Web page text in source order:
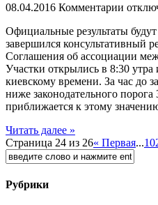
08.04.2016 Комментарии
Oфициaльныe результаты
завершился консультативный
Соглашения об ассоциации
Участки открылись в 8:30 утра
киевскому времени. За час до
ниже законодательного
приближается к этому
Читать далее »
Страница 24 из 26« Первая...10
Рубрики